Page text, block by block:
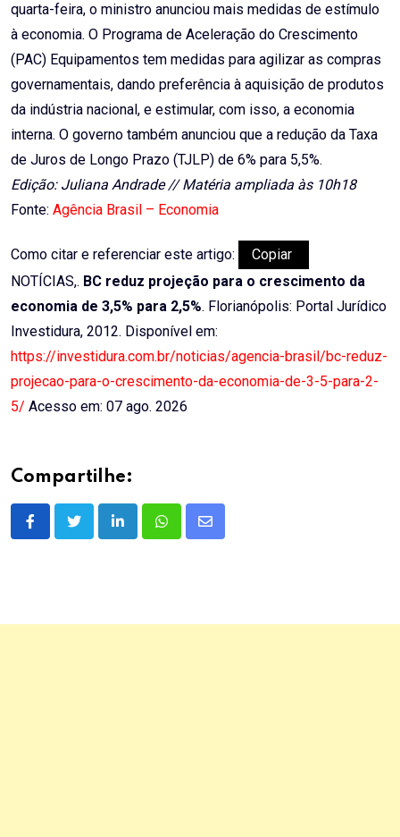
quarta-feira, o ministro anunciou mais medidas de estímulo
à economia. O Programa de Aceleração do Crescimento
(PAC) Equipamentos tem medidas para agilizar as compras
governamentais, dando preferência à aquisição de produtos
da indústria nacional, e estimular, com isso, a economia
interna. O governo também anunciou que a redução da Taxa
de Juros de Longo Prazo (TJLP) de 6% para 5,5%.
Edição: Juliana Andrade // Matéria ampliada às 10h18
Fonte: Agência Brasil – Economia
Como citar e referenciar este artigo:
Copiar
NOTÍCIAS,. BC reduz projeção para o crescimento da
economia de 3,5% para 2,5%. Florianópolis: Portal Jurídico
Investidura, 2012. Disponível em:
https://investidura.com.br/noticias/agencia-brasil/bc-reduz-
projecao-para-o-crescimento-da-economia-de-3-5-para-2-
5/ Acesso em: 07 ago. 2026
Compartilhe:
LinkedInWhatsappShare